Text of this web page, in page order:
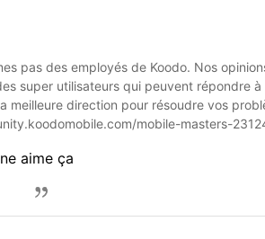
pas des employés de Koodo. Nos
super utilisateurs qui peuvent répondre
meilleure direction pour résoudre vos
mobile-masters-
aime ça